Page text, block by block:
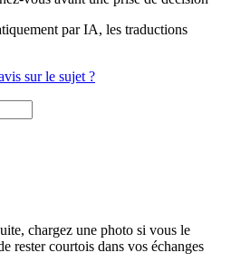
par IA, les traductions
sur le sujet ?
chargez une photo si vous le
rester courtois dans vos échanges